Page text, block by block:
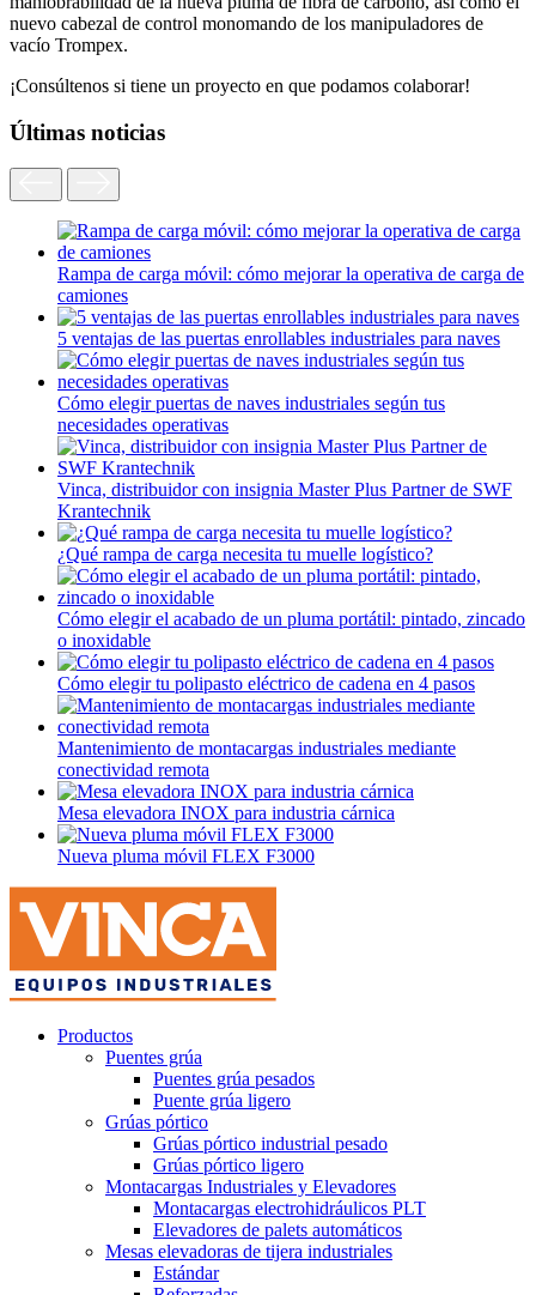
nuevo cabezal de control monomando de los manipuladores de
vacío Trompex.
¡Consúltenos si tiene un proyecto en que podamos colaborar!
Últimas noticias
Rampa de carga móvil: cómo mejorar la operativa de carga de
camiones
5 ventajas de las puertas enrollables industriales para naves
Cómo elegir puertas de naves industriales según tus
necesidades operativas
Vinca, distribuidor con insignia Master Plus Partner de SWF
Krantechnik
¿Qué rampa de carga necesita tu muelle logístico?
Cómo elegir el acabado de un pluma portátil: pintado, zincado
o inoxidable
Cómo elegir tu polipasto eléctrico de cadena en 4 pasos
Mantenimiento de montacargas industriales mediante
conectividad remota
Mesa elevadora INOX para industria cárnica
Nueva pluma móvil FLEX F3000
Productos
Puentes grúa
Puentes grúa pesados
Puente grúa ligero
Grúas pórtico
Grúas pórtico industrial pesado
Grúas pórtico ligero
Montacargas Industriales y Elevadores
Montacargas electrohidráulicos PLT
Elevadores de palets automáticos
Mesas elevadoras de tijera industriales
Estándar